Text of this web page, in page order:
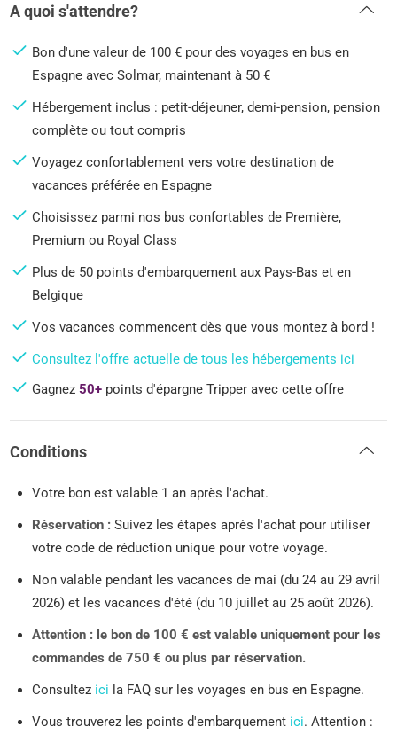
A quoi s'attendre?
Bon d'une valeur de 100 € pour des voyages en bus en
Espagne avec Solmar, maintenant à 50 €
Hébergement inclus : petit-déjeuner, demi-pension, pension
complète ou tout compris
Voyagez confortablement vers votre destination de
vacances préférée en Espagne
Choisissez parmi nos bus confortables de Première,
Premium ou Royal Class
Plus de 50 points d'embarquement aux Pays-Bas et en
Belgique
Vos vacances commencent dès que vous montez à bord !
Consultez l'offre actuelle de tous les hébergements ici
Gagnez50+ points d'épargne Tripper avec cette offre
Conditions
Votre bon est valable 1 an après l'achat.
Réservation : Suivez les étapes après l'achat pour utiliser
votre code de réduction unique pour votre voyage.
Non valable pendant les vacances de mai (du 24 au 29 avril
2026) et les vacances d'été (du 10 juillet au 25 août 2026).
Attention : le bon de 100 € est valable uniquement pour les
commandes de 750 € ou plus par réservation.
Consultez ici la FAQ sur les voyages en bus en Espagne.
Vous trouverez les points d'embarquement ici. Attention :